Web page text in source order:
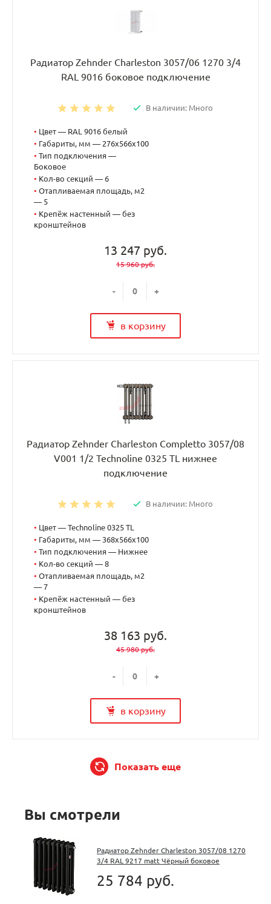
Радиатор Zehnder Charleston 3057/06 1270 3/4
RAL 9016 боковое подключение
В наличии: Много
• Цвет — RAL 9016 белый
• Габариты, мм — 276x566x100
• Тип подключения —
Боковое
• Кол-во секций — 6
• Отапливаемая площадь, м2
— 5
• Крепёж настенный — без
кронштейнов
13 247 руб.
15 960 руб.
- +
в корзину
Радиатор Zehnder Charleston Completto 3057/08
V001 1/2 Technoline 0325 TL нижнее
подключение
В наличии: Много
• Цвет — Technoline 0325 TL
• Габариты, мм — 368x566x100
• Тип подключения — Нижнее
• Кол-во секций — 8
• Отапливаемая площадь, м2
— 7
• Крепёж настенный — без
кронштейнов
38 163 руб.
45 980 руб.
- +
в корзину
Показать еще
Вы смотрели
Радиатор Zehnder Charleston 3057/08 1270
3/4 RAL 9217 matt Чёрный боковое
25 784 руб.